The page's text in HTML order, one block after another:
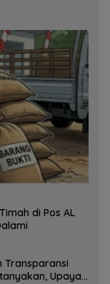
di Pos AL
Transparansi
Upaya